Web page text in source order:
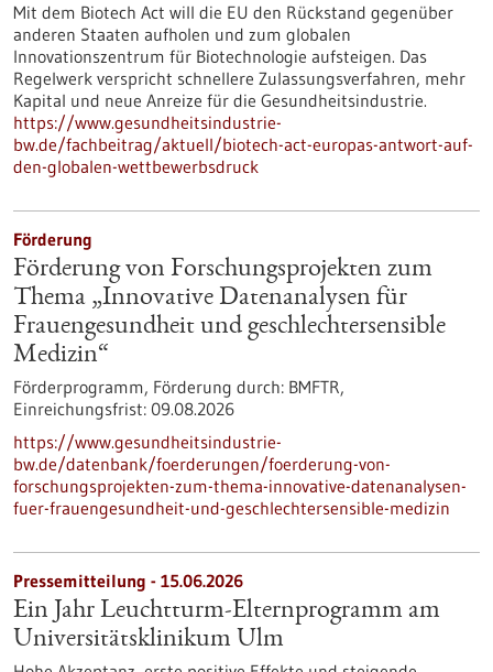
Mit dem Biotech Act will die EU den Rückstand gegenüber
anderen Staaten aufholen und zum globalen
Innovationszentrum für Biotechnologie aufsteigen. Das
Regelwerk verspricht schnellere Zulassungsverfahren, mehr
Kapital und neue Anreize für die Gesundheitsindustrie.
https://www.gesundheitsindustrie-
bw.de/fachbeitrag/aktuell/biotech-act-europas-antwort-auf-
den-globalen-wettbewerbsdruck
Förderung
Förderung von Forschungsprojekten zum
Thema „Innovative Datenanalysen für
Frauengesundheit und geschlechtersensible
Medizin“
Förderprogramm, Förderung durch: BMFTR,
Einreichungsfrist: 09.08.2026
https://www.gesundheitsindustrie-
bw.de/datenbank/foerderungen/foerderung-von-
forschungsprojekten-zum-thema-innovative-datenanalysen-
fuer-frauengesundheit-und-geschlechtersensible-medizin
Pressemitteilung - 15.06.2026
Ein Jahr Leuchtturm-​Elternprogramm am
Universitätsklinikum Ulm